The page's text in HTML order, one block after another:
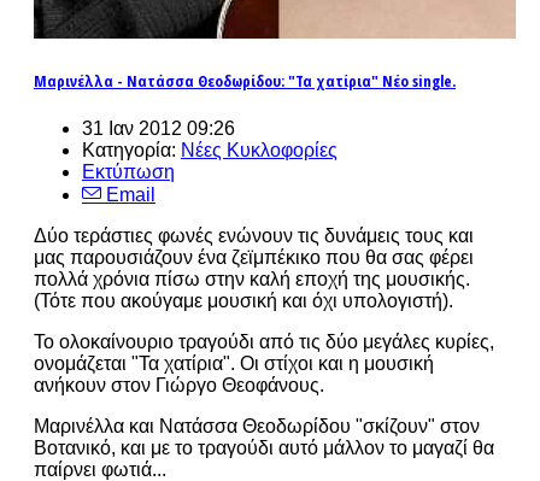
Μαρινέλλα - Νατάσσα Θεοδωρίδου: "Τα χατίρια" Νέο single.
31 Ιαν 2012 09:26
Κατηγορία: Νέες Κυκλοφορίες
Εκτύπωση
Email
Δύο τεράστιες φωνές ενώνουν τις δυνάμεις τους και
μας παρουσιάζουν ένα ζεϊμπέκικο που θα σας φέρει
πολλά χρόνια πίσω στην καλή εποχή της μουσικής.
(Τότε που ακούγαμε μουσική και όχι υπολογιστή).
Το ολοκαίνουριο τραγούδι από τις δύο μεγάλες κυρίες,
ονομάζεται "Τα χατίρια". Οι στίχοι και η μουσική
ανήκουν στον Γιώργο Θεοφάνους.
Μαρινέλλα και Νατάσσα Θεοδωρίδου "σκίζουν" στον
Βοτανικό, και με το τραγούδι αυτό μάλλον το μαγαζί θα
παίρνει φωτιά...